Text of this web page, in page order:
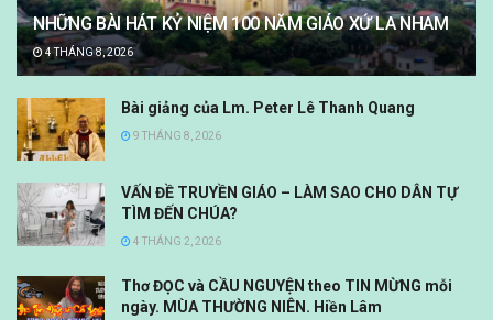
NHỮNG BÀI HÁT KỶ NIỆM 100 NĂM GIÁO XỨ LA NHAM
4 THÁNG 8, 2026
Bài giảng của Lm. Peter Lê Thanh Quang
9 THÁNG 8, 2026
VẤN ĐỀ TRUYỀN GIÁO – LÀM SAO CHO DÂN TỰ
TÌM ĐẾN CHÚA?
4 THÁNG 2, 2026
Thơ ĐỌC và CẦU NGUYỆN theo TIN MỪNG mỗi
ngày. MÙA THƯỜNG NIÊN. Hiền Lâm